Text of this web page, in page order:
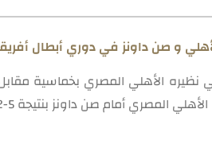
و صن داونز في دوري أبطال